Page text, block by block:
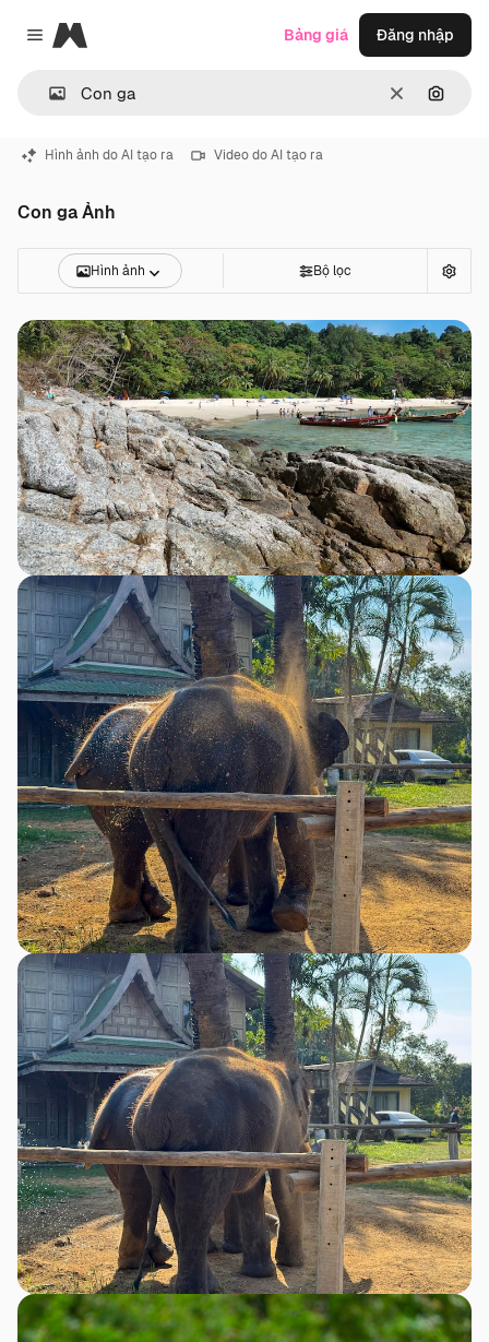
Close menu
Magnific
ThôngTìm
Bảng giá Đăng nhập
Hình ảnh do AI tạo ra Video do AI tạo ra
Con ga Ảnh
Hình ảnh Bộ lọc